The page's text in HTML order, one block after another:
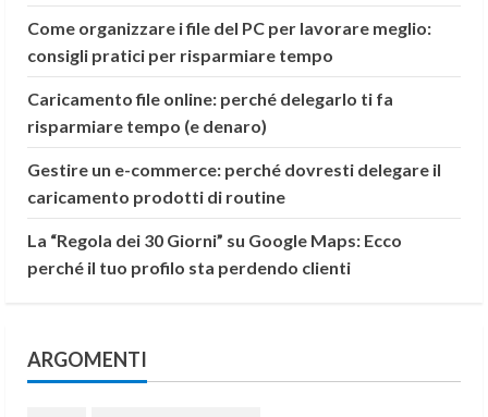
Come organizzare i file del PC per lavorare meglio:
consigli pratici per risparmiare tempo
Caricamento file online: perché delegarlo ti fa
risparmiare tempo (e denaro)
Gestire un e-commerce: perché dovresti delegare il
caricamento prodotti di routine
La “Regola dei 30 Giorni” su Google Maps: Ecco
perché il tuo profilo sta perdendo clienti
ARGOMENTI